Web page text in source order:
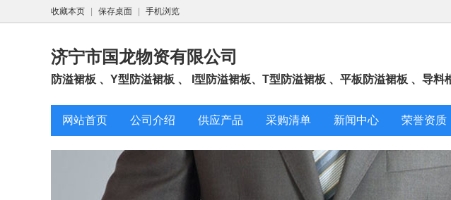
收藏本页 保存桌面 手机浏览
济宁市国龙物资有限公司
防溢裙板 、Y型防溢裙板 、 I型防溢裙板、T型防溢裙板 、平板防溢裙板 、导料
网站首页 公司介绍 供应产品 采购清单 新闻中心 荣誉资质